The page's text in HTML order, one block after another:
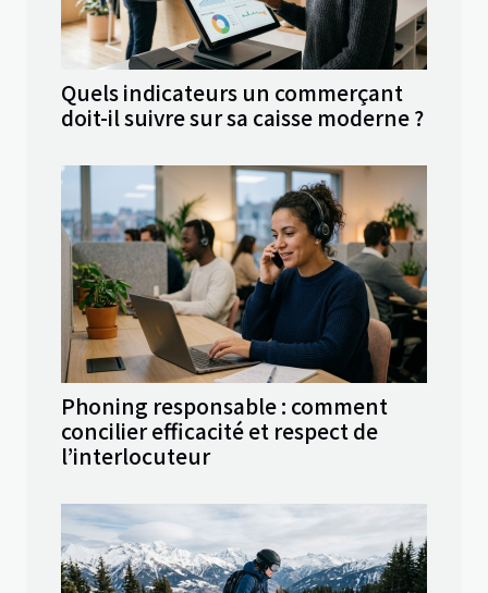
Quels indicateurs un commerçant
doit-il suivre sur sa caisse moderne ?
Phoning responsable : comment
concilier efficacité et respect de
l’interlocuteur